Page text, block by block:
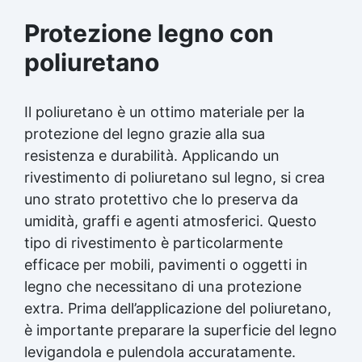
informazioni fornite in questa scheda tecnica
si basano esclusivamente sulle nostre
conoscenze di laboratorio e sulla pratica.
la qualità intrinseca del prodotto. Ci
riserviamo il diritto di modificare le
specifiche previo avviso. Componente A A.
Dispositivi di protezione individuale (DPI)
Utilizzare DPI con marcatura CE adatti alla
manipolazione di prodotti chimici. Le misure
specifiche possono variare a seconda del
grado di diluizione, del metodo di
applicazione o dell'uso. Installare docce di
emergenza e stazioni lavaocchi nelle aree di
stoccaggio, conformemente alle normative
locali sui prodotti chimici pericolosi. B.
Protezione respiratoria Maschera auto-
filtrante per gas e vapori conforme a EN
405:2002+A1:2010. Sostituire la maschera
Protezione legno con
poliuretano
Il poliuretano è un ottimo materiale per la
protezione del legno grazie alla sua
resistenza e durabilità. Applicando un
rivestimento di poliuretano sul legno, si crea
uno strato protettivo che lo preserva da
umidità, graffi e agenti atmosferici. Questo
tipo di rivestimento è particolarmente
efficace per mobili, pavimenti o oggetti in
legno che necessitano di una protezione
extra. Prima dell’applicazione del poliuretano,
è importante preparare la superficie del legno
levigandola e pulendola accuratamente.